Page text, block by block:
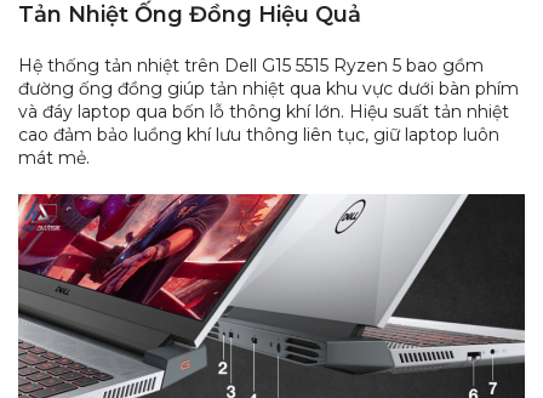
Tản Nhiệt Ống Đồng Hiệu Quả
Hệ thống tản nhiệt trên Dell G15 5515 Ryzen 5 bao gồm
đường ống đồng giúp tản nhiệt qua khu vực dưới bàn phím
và đáy laptop qua bốn lỗ thông khí lớn. Hiệu suất tản nhiệt
cao đảm bảo luồng khí lưu thông liên tục, giữ laptop luôn
mát mẻ.